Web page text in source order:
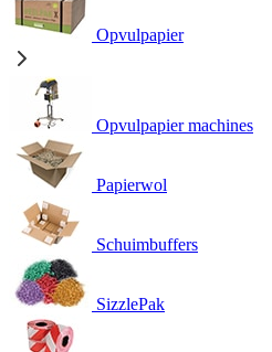
Opvulpapier
Opvulpapier machines
Papierwol
Schuimbuffers
SizzlePak